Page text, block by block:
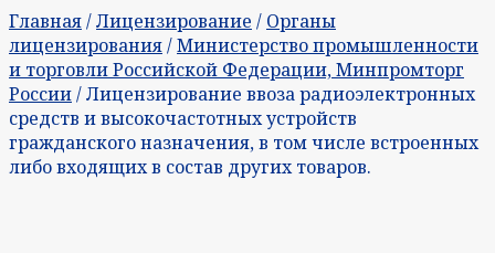
Главная/Лицензирование / Органы
лицензирования/Министерство промышленности
и торговли Российской Федерации, Минпромторг
России/ Лицензирование ввоза радиоэлектронных
средств и высокочастотных устройств
гражданского назначения, в том числе встроенных
либо входящих в состав других товаров.